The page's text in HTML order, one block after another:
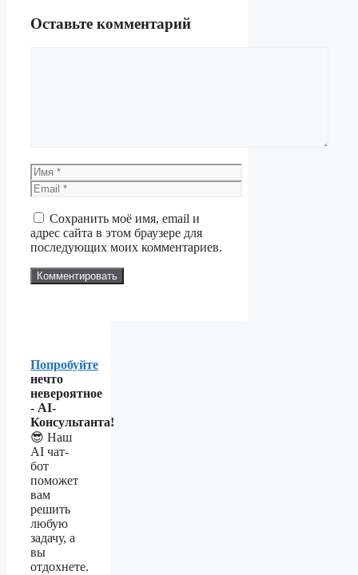
Оставьте комментарий
Имя
Email
Сохранить моё имя, email и
адрес сайта в этом браузере для
последующих моих комментариев.
Попробуйте
нечто
невероятное
- AI-
Консультанта!
😎 Наш
AI чат-
бот
поможет
вам
решить
любую
задачу, а
вы
отдохнете.